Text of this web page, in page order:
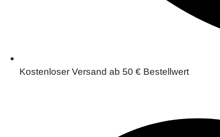
Kostenloser Versand ab 50 € Bestellwert